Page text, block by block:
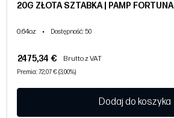
20G ZŁOTA SZTABKA | PAMP FORTUNA
0.64oz • Dostępność: 50
2475,34 € Brutto z VAT
Premia: 72,07 € (3,00%)
Dodaj do koszyka